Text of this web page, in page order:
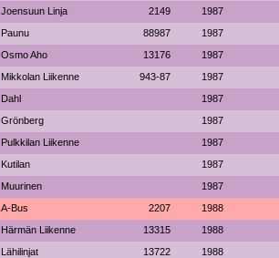
Joensuun Linja 2149 1987
Paunu 88987 1987
Osmo Aho 13176 1987
Mikkolan Liikenne 943-87 1987
Dahl 1987
Grönberg 1987
Pulkkilan Liikenne 1987
Kutilan 1987
Muurinen 1987
A-Bus 2207 1988
Härmän Liikenne 13315 1988
Lähilinjat 13722 1988